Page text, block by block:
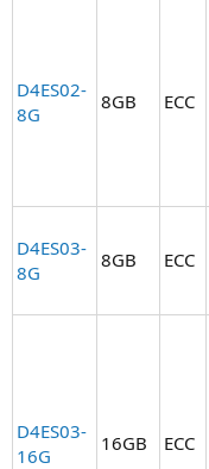
D4ES02-
8G
8GB ECC
D4ES03-
8G
8GB ECC
D4ES03-
16G
16GB ECC